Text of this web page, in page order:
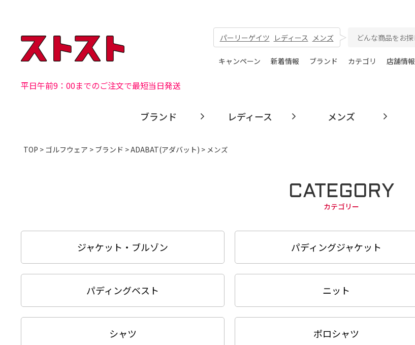
パーリーゲイツ レディース メンズ
キャンペーン 新着情報 ブランド カテゴリ 店舗情報
平日午前9：00までのご注文で最短当日発送
ブランド レディース メンズ
TOP > ゴルフウェア > ブランド >ADABAT(アダバット) > メンズ
CATEGORY
カテゴリー
ジャケット・ブルゾン パディングジャケット
パディングベスト ニット
シャツ ポロシャツ